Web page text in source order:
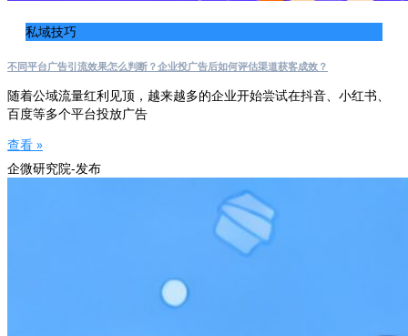
私域技巧
不同平台广告引流效果怎么判断？企业投广告后如何评估渠道获客成效？
随着公域流量红利见顶，越来越多的企业开始尝试在抖音、小红书、
百度等多个平台投放广告
查看 »
企微研究院-发布